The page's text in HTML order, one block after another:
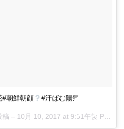
#朝鮮朝顔 #汗ばむ陽気
稿 – 10月 10, 2017 at 9:51午後 PDT